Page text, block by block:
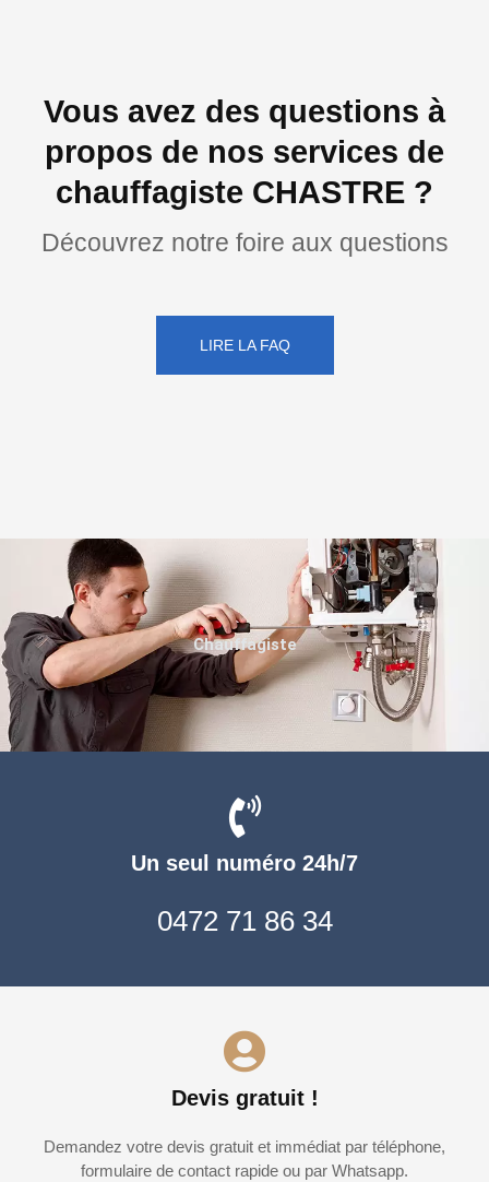
Vous avez des questions à
propos de nos services de
chauffagiste CHASTRE ?
Découvrez notre foire aux questions
LIRE LA FAQ
Un seul numéro 24h/7
0472 71 86 34
Devis gratuit !
Demandez votre devis gratuit et immédiat par téléphone,
formulaire de contact rapide ou par Whatsapp.
Chauffagiste